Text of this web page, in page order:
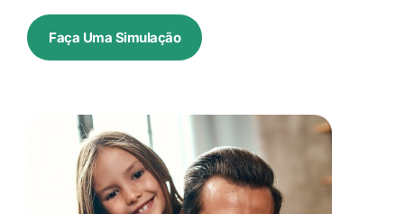
Faça Uma Simulação